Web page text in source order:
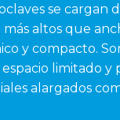
se cargan
altos que
y compacto.
limitado y
alargados